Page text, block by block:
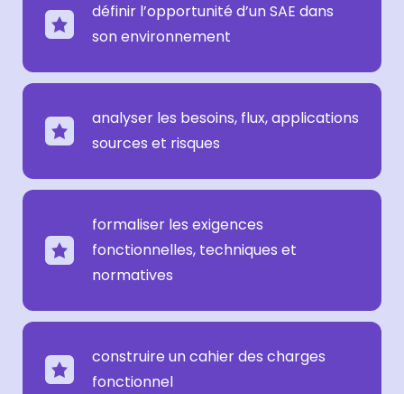
définir l’opportunité d’un SAE dans
son environnement
analyser les besoins, flux, applications
sources et risques
formaliser les exigences
fonctionnelles, techniques et
normatives
construire un cahier des charges
fonctionnel